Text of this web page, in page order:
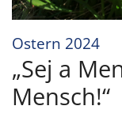
Ostern 2024:
„Sej a
Mensch!“